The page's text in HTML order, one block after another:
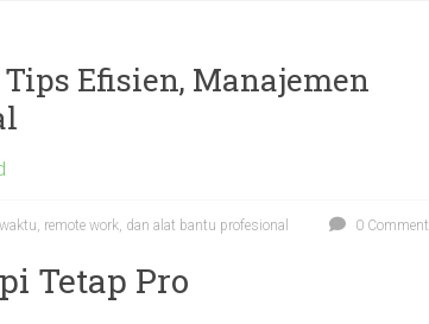
Efisien, Manajemen
remote work, dan alat bantu profesional 0 Comment
Tetap Pro